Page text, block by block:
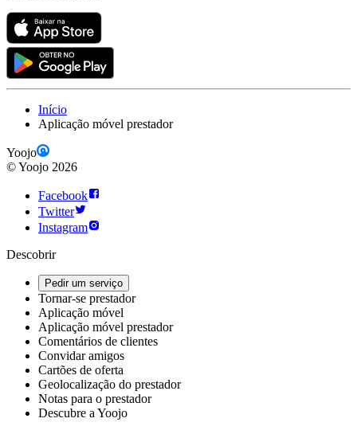
Início
Aplicação móvel prestador
Yoojo
©Yoojo 2026
Facebook
Twitter
Instagram
Descobrir
Pedir um serviço
Tornar-se prestador
Aplicação móvel
Aplicação móvel prestador
Comentários de clientes
Convidar amigos
Cartões de oferta
Geolocalização do prestador
Notas para o prestador
Descubre a Yoojo